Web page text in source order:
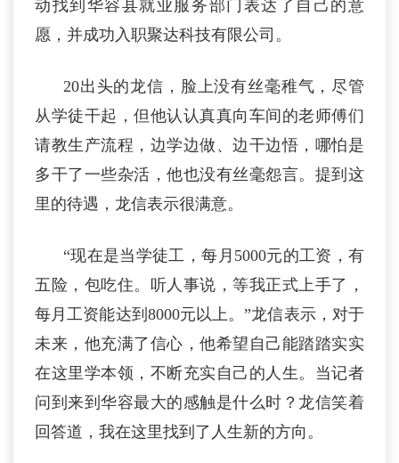
动找到华容县就业服务部门表达了自己的意
愿，并成功入职聚达科技有限公司。
20出头的龙信，脸上没有丝毫稚气，尽管
从学徒干起，但他认认真真向车间的老师傅们
请教生产流程，边学边做、边干边悟，哪怕是
多干了一些杂活，他也没有丝毫怨言。提到这
里的待遇，龙信表示很满意。
“现在是当学徒工，每月5000元的工资，有
五险，包吃住。听人事说，等我正式上手了，
每月工资能达到8000元以上。”龙信表示，对于
未来，他充满了信心，他希望自己能踏踏实实
在这里学本领，不断充实自己的人生。当记者
问到来到华容最大的感触是什么时？龙信笑着
回答道，我在这里找到了人生新的方向。